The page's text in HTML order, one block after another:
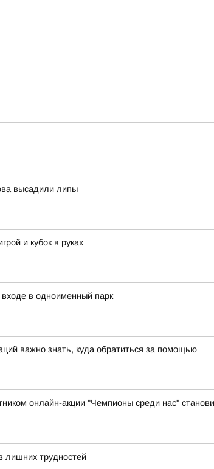
высадили липы
и кубок в руках
входе в одноименный парк
важно знать, куда обратиться за помощью
онлайн-акции "Чемпионы среди нас"
лишних трудностей